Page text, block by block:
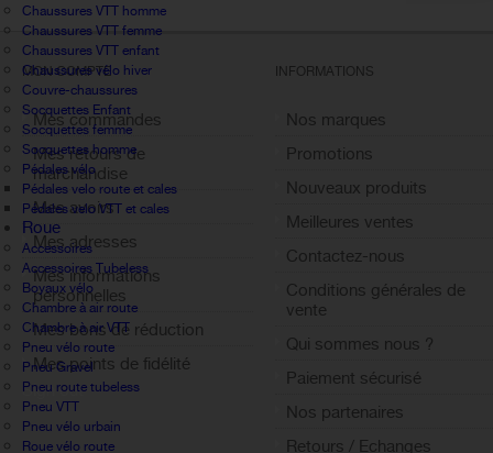
Chaussures VTT homme
Chaussures VTT femme
Chaussures VTT enfant
Chaussures vélo hiver
Couvre-chaussures
Socquettes Enfant
Socquettes femme
Socquettes homme
Pédales vélo
Pédales velo route et cales
Pédales velo VTT et cales
Roue
Accessoires
Accessoires Tubeless
Boyaux vélo
Chambre à air route
Chambre à air VTT
Pneu vélo route
Pneu Gravel
Pneu route tubeless
Pneu VTT
Pneu vélo urbain
Roue vélo route
MON COMPTE
Mes commandes
Mes retours de
marchandise
Mes avoirs
Mes adresses
Mes informations
personnelles
Mes bons de réduction
Mes points de fidélité
Sign out
INFORMATIONS
Nos marques
Promotions
Nouveaux produits
Meilleures ventes
Contactez-nous
Conditions générales de
vente
Qui sommes nous ?
Paiement sécurisé
Nos partenaires
Retours / Echanges